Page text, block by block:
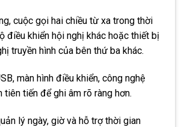
cuộc gọi hai chiều từ xa trong thời
điều khiển hội nghị khác hoặc thiết bị
truyền hình của bên thứ ba khác.
màn hình điều khiển, công nghệ
tiên tiến để ghi âm rõ ràng hơn.
lý ngày, giờ và hỗ trợ thời gian